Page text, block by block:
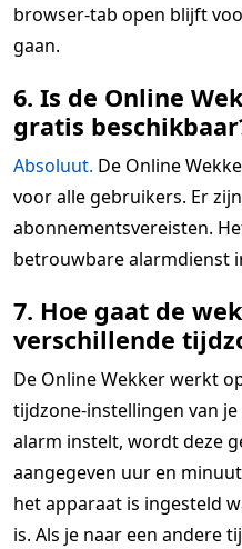
browser-tab open blijft
gaan.
6. Is de Online
gratis
Absoluut. De Online
voor alle gebruikers. Er
abonnementsvereisten.
betrouwbare alarmdienst
7. Hoe gaat de
verschillende
De Online Wekker werkt
tijdzone-instellingen van
alarm instelt, wordt deze
aangegeven uur en
het apparaat is ingesteld
is. Als je naar een andere